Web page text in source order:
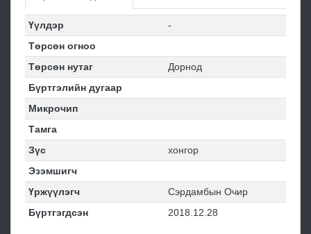
Үүлдэр
-
Төрсөн огноо
Төрсөн нутаг
Дорнод
Бүртгэлийн дугаар
Микрочип
Тамга
Зүс
хонгор
Эзэмшигч
Үржүүлэгч
Сэрдамбын Очир
Бүртгэгдсэн
2018.12.28